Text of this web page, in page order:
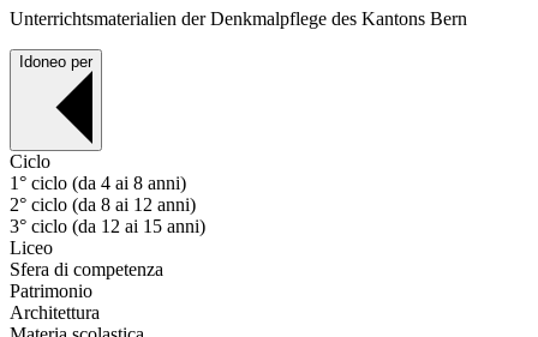
Unterrichtsmaterialien der Denkmalpflege des Kantons Bern
Idoneo per
Ciclo
1° ciclo (da 4 ai 8 anni)
2° ciclo (da 8 ai 12 anni)
3° ciclo (da 12 ai 15 anni)
Liceo
Sfera di competenza
Patrimonio
Architettura